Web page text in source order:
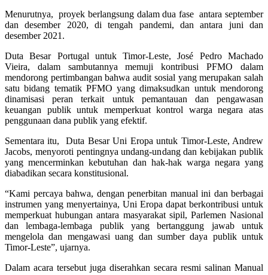
Menurutnya, proyek berlangsung dalam dua fase antara september
dan desember 2020, di tengah pandemi, dan antara juni dan
desember 2021.
Duta Besar Portugal untuk Timor-Leste, José Pedro Machado
Vieira, dalam sambutannya memuji kontribusi PFMO dalam
mendorong pertimbangan bahwa audit sosial yang merupakan salah
satu bidang tematik PFMO yang dimaksudkan untuk mendorong
dinamisasi peran terkait untuk pemantauan dan pengawasan
keuangan publik untuk memperkuat kontrol warga negara atas
penggunaan dana publik yang efektif.
Sementara itu, Duta Besar Uni Eropa untuk Timor-Leste, Andrew
Jacobs, menyoroti pentingnya undang-undang dan kebijakan publik
yang mencerminkan kebutuhan dan hak-hak warga negara yang
diabadikan secara konstitusional.
“Kami percaya bahwa, dengan penerbitan manual ini dan berbagai
instrumen yang menyertainya, Uni Eropa dapat berkontribusi untuk
memperkuat hubungan antara masyarakat sipil, Parlemen Nasional
dan lembaga-lembaga publik yang bertanggung jawab untuk
mengelola dan mengawasi uang dan sumber daya publik untuk
Timor-Leste”, ujarnya.
Dalam acara tersebut juga diserahkan secara resmi salinan Manual